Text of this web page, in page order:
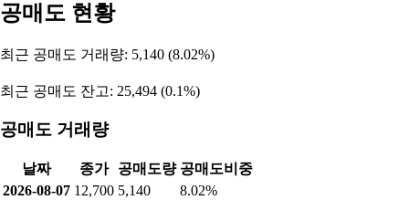
공매도 현황
최근 공매도 거래량: 5,140 (8.02%)
최근 공매도 잔고: 25,494 (0.1%)
공매도 거래량
날짜 종가 공매도량 공매도비중
2026-08-07 12,700 5,140
8.02%